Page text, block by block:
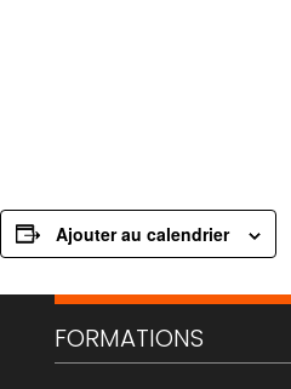
Ajouter au calendrier
FORMATIONS